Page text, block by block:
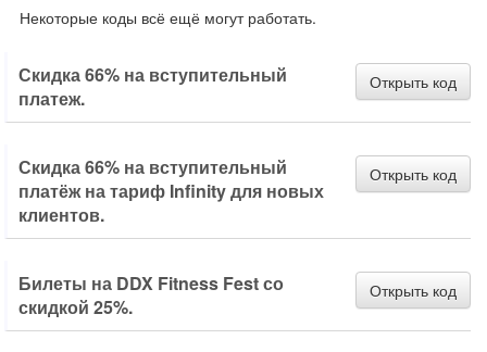
Некоторые коды всё ещё могут работать.
Скидка 66% на вступительный
платеж.
Открыть код
Скидка 66% на вступительный
платёж на тариф Infinity для новых
клиентов.
Открыть код
Билеты на DDX Fitness Fest со
скидкой 25%.
Открыть код